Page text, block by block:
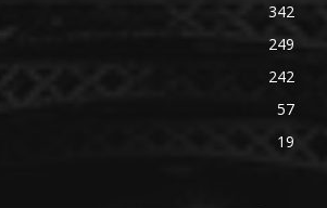
342
249
242
57
19